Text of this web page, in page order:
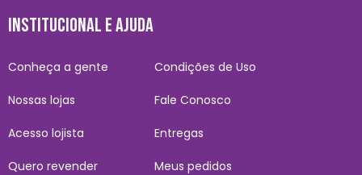
INSTITUCIONAL E AJUDA
Conheça a gente
Nossas lojas
Acesso lojista
Quero revender
Condições de Uso
Fale Conosco
Entregas
Meus pedidos